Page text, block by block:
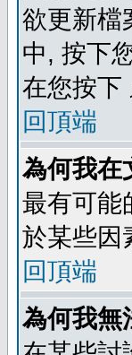
欲更新檔
中, 按下
在您按下
回頂端
為何我在
最有可能
於某些因
回頂端
為何我無